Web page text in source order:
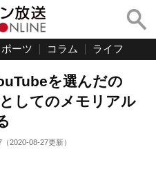
ポーツ コラム ライフ
を選んだの
してのメモリアル
（2020-08-27更新）